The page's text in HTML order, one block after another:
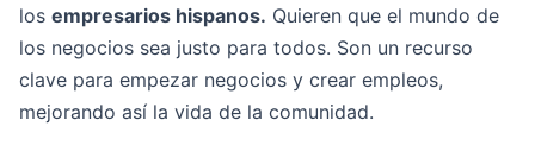
los empresarios hispanos. Quieren que el mundo de
los negocios sea justo para todos. Son un recurso
clave para empezar negocios y crear empleos,
mejorando así la vida de la comunidad.